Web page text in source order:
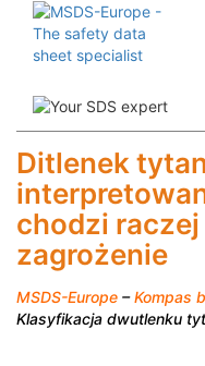
Nasze usługi
Nasze usługi w
Użyteczne informację
Obsługa klienta
Ditlenek
chodzi raczej
zagrożenie
MSDS-Europe –Kompas
Klasyfikacja dwutlenku